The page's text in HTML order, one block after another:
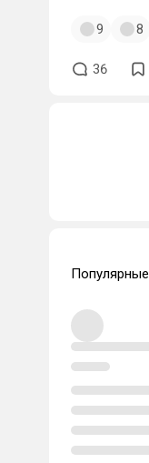
9 8
36
Популярные